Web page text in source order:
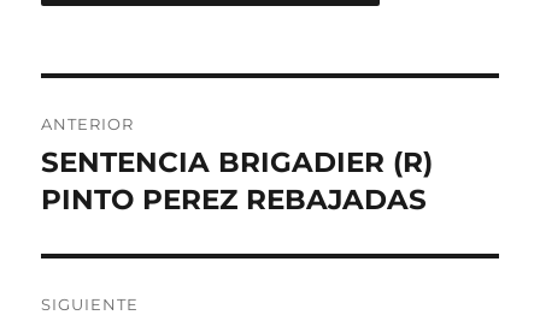
de
entradas
ANTERIOR
Entrada
anterior:
SENTENCIA BRIGADIER (R)
PINTO PEREZ REBAJADAS
SIGUIENTE